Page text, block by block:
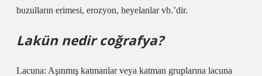
buzulların erimesi, erozyon, heyelanlar vb.’dir.
Lakün nedir coğrafya?
Lacuna: Aşınmış katmanlar veya katman gruplarına lacuna